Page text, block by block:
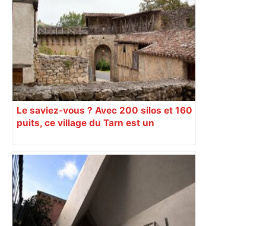
Le saviez-vous ? Avec 200 silos et 160
puits, ce village du Tarn est un